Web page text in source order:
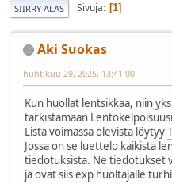
SIIRRY ALAS Sivuja 1
Aki Suokas
huhtikuu 29, 2025, 13:41:00
Kun huollat lentsikkaa, niin
tarkistamaan
Lista voimassa olevista löytyy
Jossa on se luettelo kaikista
tiedotuksista. Ne tiedotukset
ja ovat siis exp huoltajalle